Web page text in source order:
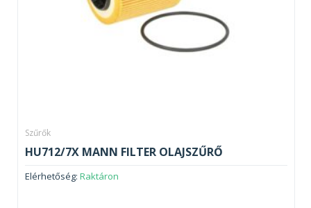
Szűrők
HU712/7X MANN FILTER OLAJSZŰRŐ
Elérhetőség: Raktáron